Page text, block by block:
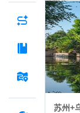
苏州+